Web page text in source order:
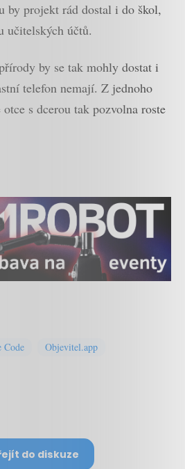
by projekt rád dostal i do škol,
učitelských účtů.
by se tak mohly dostat i
telefon nemají. Z jednoho
s dcerou tak pozvolna roste
Code Objevitel.app
do diskuze